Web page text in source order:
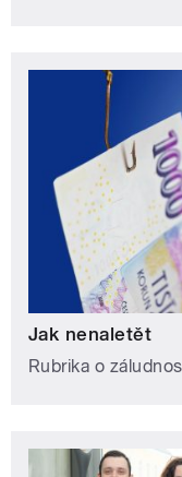
Jak nenaletět
Rubrika o